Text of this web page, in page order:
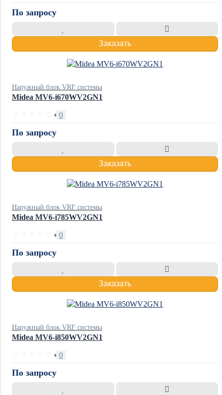
По запросу
Заказать
Наружный блок VRF системы
Midea MV6-i670WV2GN1
0
По запросу
Заказать
Наружный блок VRF системы
Midea MV6-i785WV2GN1
0
По запросу
Заказать
Наружный блок VRF системы
Midea MV6-i850WV2GN1
0
По запросу